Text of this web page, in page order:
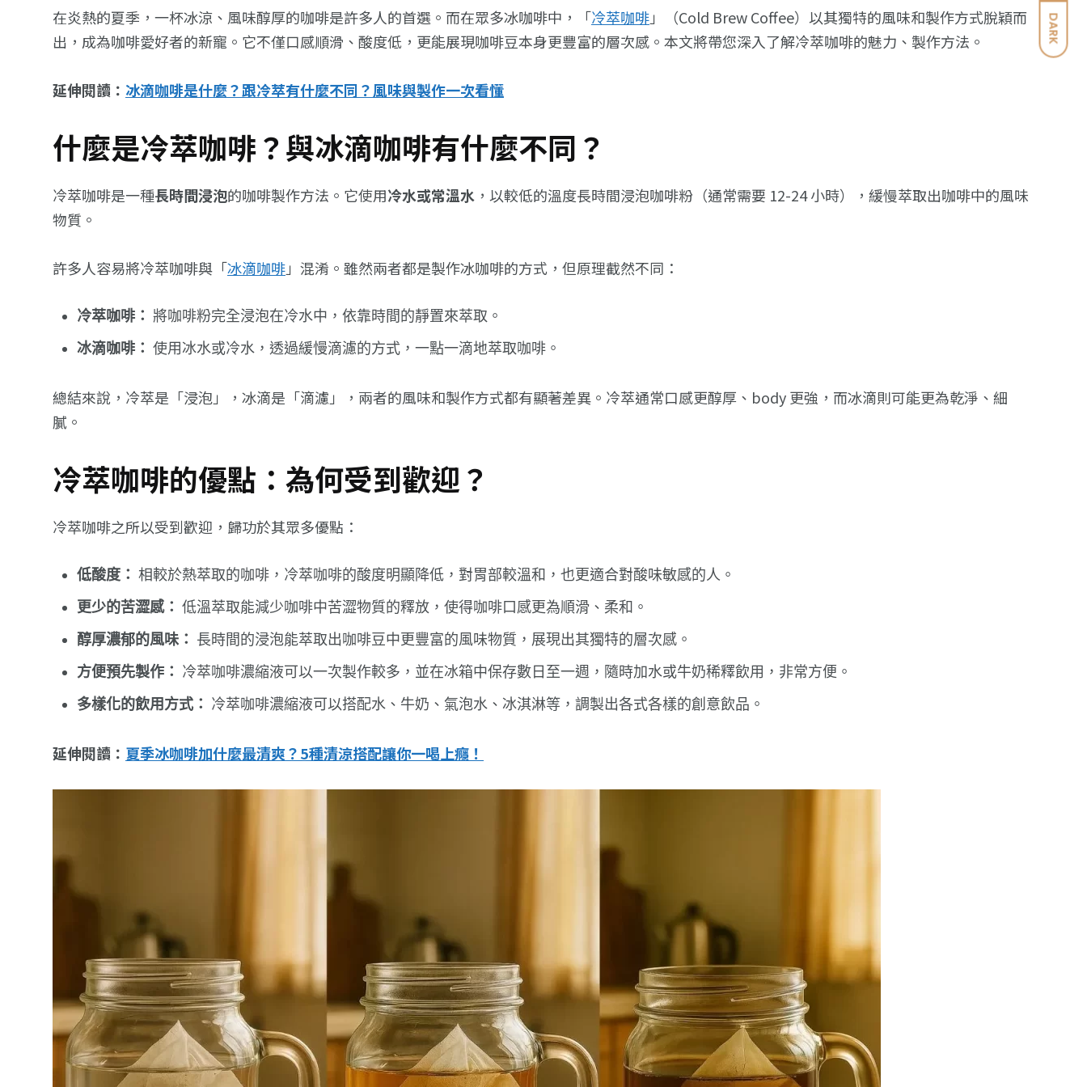
DARK
在炎熱的夏季，一杯冰涼、風味醇厚的咖啡是許多人的首選。而在眾多冰咖啡中，「冷萃咖啡」（Cold Brew Coffee）以其獨特的風味和製作方式脫穎而
出，成為咖啡愛好者的新寵。它不僅口感順滑、酸度低，更能展現咖啡豆本身更豐富的層次感。本文將帶您深入了解冷萃咖啡的魅力、製作方法。
延伸閱讀： 冰滴咖啡是什麼？跟冷萃有什麼不同？風味與製作一次看懂
什麼是冷萃咖啡？與冰滴咖啡有什麼不同？
冷萃咖啡是一種長時間浸泡的咖啡製作方法。它使用冷水或常溫水 ，以較低的溫度長時間浸泡咖啡粉（通常需要 12-24 小時），緩慢萃取出咖啡中的風味
物質。
許多人容易將冷萃咖啡與「冰滴咖啡」混淆。雖然兩者都是製作冰咖啡的方式，但原理截然不同：
冷萃咖啡： 將咖啡粉完全浸泡在冷水中，依靠時間的靜置來萃取。
冰滴咖啡： 使用冰水或冷水，透過緩慢滴濾的方式，一點一滴地萃取咖啡。
總結來說，冷萃是「浸泡」，冰滴是「滴濾」，兩者的風味和製作方式都有顯著差異。冷萃通常口感更醇厚、body 更強，而冰滴則可能更為乾淨、細
膩。
冷萃咖啡的優點：為何受到歡迎？
冷萃咖啡之所以受到歡迎，歸功於其眾多優點：
低酸度： 相較於熱萃取的咖啡，冷萃咖啡的酸度明顯降低，對胃部較溫和，也更適合對酸味敏感的人。
更少的苦澀感： 低溫萃取能減少咖啡中苦澀物質的釋放，使得咖啡口感更為順滑、柔和。
醇厚濃郁的風味： 長時間的浸泡能萃取出咖啡豆中更豐富的風味物質，展現出其獨特的層次感。
方便預先製作： 冷萃咖啡濃縮液可以一次製作較多，並在冰箱中保存數日至一週，隨時加水或牛奶稀釋飲用，非常方便。
多樣化的飲用方式： 冷萃咖啡濃縮液可以搭配水、牛奶、氣泡水、冰淇淋等，調製出各式各樣的創意飲品。
延伸閱讀： 夏季冰咖啡加什麼最清爽？5種清涼搭配讓你一喝上癮！